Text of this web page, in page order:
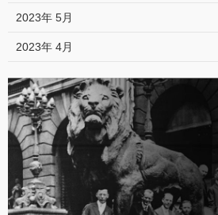
2023年 5月
2023年 4月